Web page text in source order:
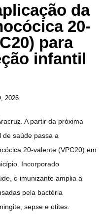
da
20-
para
infantil
2026
A partir da próxima
saúde passa a
20-valente (VPC20) em
Incorporado
o imunizante amplia a
pela bactéria
sepse e otites.